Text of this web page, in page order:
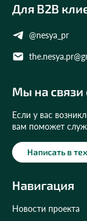
Для B2B
@nesya_pr
Навигация
Новости проекта
Мы на связи
Если у вас
вам поможет
Написать в